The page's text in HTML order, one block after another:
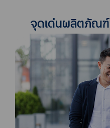
จุดเด่นผลิตภัณฑ์